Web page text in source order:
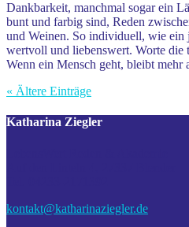
Dankbarkeit, manchmal sogar ein
bunt und farbig sind, Reden
und Weinen. So individuell, wie ein
wertvoll und liebenswert. Worte die
Wenn ein Mensch geht, bleibt
« Ältere Einträge
Katharina Ziegler
kontakt@katharinaziegler.de